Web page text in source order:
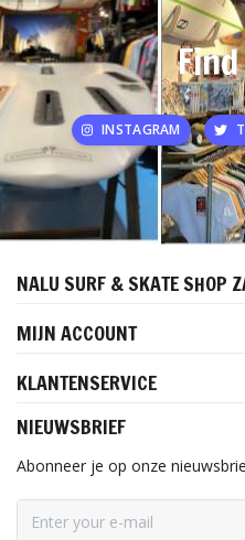
INSTAGRAM
NALU SURF & SKATE SHOP
MIJN ACCOUNT
KLANTENSERVICE
NIEUWSBRIEF
Abonneer je op onze